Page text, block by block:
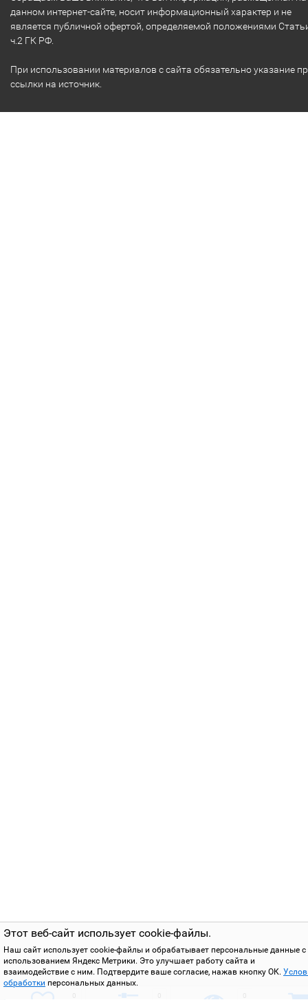
Этот веб-сайт использует cookie-файлы.
Наш сайт использует cookie-файлы и обрабатывает персональные данные с
использованием Яндекс Метрики. Это улучшает работу сайта и
взаимодействие с ним. Подтвердите ваше согласие, нажав кнопку ОК.
обработки персональных данных.
данном интернет-сайте, носит информационный характер и не
является публичной офертой, определяемой положениями
ч.2 ГК РФ.
При использовании материалов с сайта обязательно указание
ссылки на источник.